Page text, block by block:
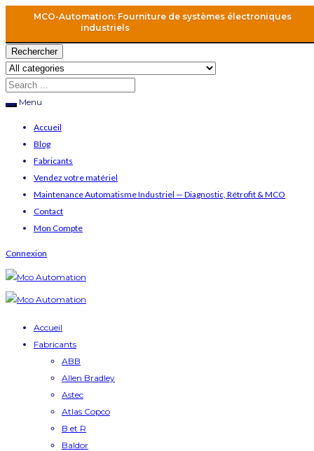
MCO-Automation: Fourniture de systèmes électroniques
industriels
Rechercher
Menu
Accueil
Blog
Fabricants
Vendez votre matériel
Maintenance Automatisme Industriel — Diagnostic, Rétrofit & MCO
Contact
Mon Compte
Connexion
Accueil
Fabricants
ABB
Allen Bradley
Astec
Atlas Copco
B et R
Baldor